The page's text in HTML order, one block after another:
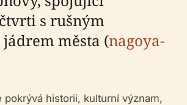
s rušným
města (nagoya-
pokrývá historii, kulturní význam,